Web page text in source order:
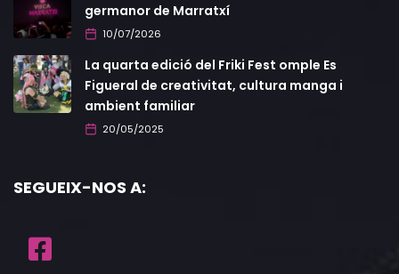
germanor de Marratxí
10/07/2026
La quarta edició del Friki Fest omple Es
Figueral de creativitat, cultura manga i
ambient familiar
20/05/2025
SEGUEIX-NOS A: